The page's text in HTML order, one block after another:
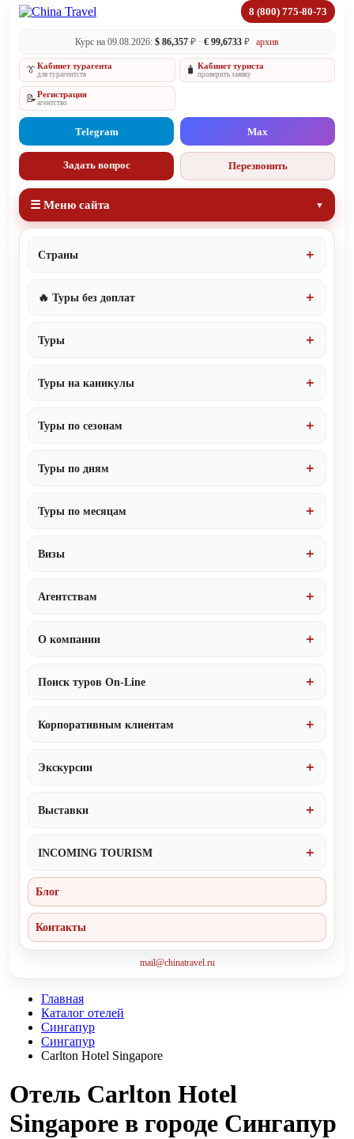
8 (800) 775-80-73
Курс на 09.08.2026: $ 86,357 ₽ · € 99,6733 ₽ архив
👔Кабинет турагента
для турагентств 🧳 Кабинет туриста
проверить заявку
📝Регистрация
агентство
Telegram Max
Задать вопрос Перезвонить
☰ Меню сайта
Страны
🔥 Туры без доплат
Туры
Туры на каникулы
Туры по сезонам
Туры по дням
Туры по месяцам
Визы
Агентствам
О компании
Поиск туров On-Line
Корпоративным клиентам
Экскурсии
Выставки
INCOMING TOURISM
Блог
Контакты
mail@chinatravel.ru
Главная
Каталог отелей
Сингапур
Сингапур
Carlton Hotel Singapore
Отель Carlton Hotel
Singapore в городе Сингапур